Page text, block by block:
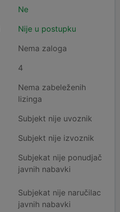
Ne
Nije u postupku
Nema zaloga
4
Nema zabeleženih
lizinga
Subjekt nije uvoznik
Subjekt nije izvoznik
Subjekat nije ponudjač
javnih nabavki
Subjekat nije naručilac
javnih nabavki